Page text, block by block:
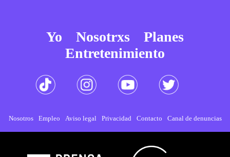
Yo Nosotrxs
Planes
Entretenimiento
Nosotros Empleo Aviso legal Privacidad Contacto Canal de denuncias